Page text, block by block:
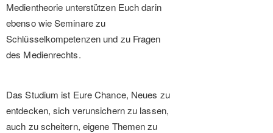
Medientheorie unterstützen Euch darin
ebenso wie Seminare zu
Schlüsselkompetenzen und zu Fragen
des Medienrechts.
Das Studium ist Eure Chance, Neues zu
entdecken, sich verunsichern zu lassen,
auch zu scheitern, eigene Themen zu